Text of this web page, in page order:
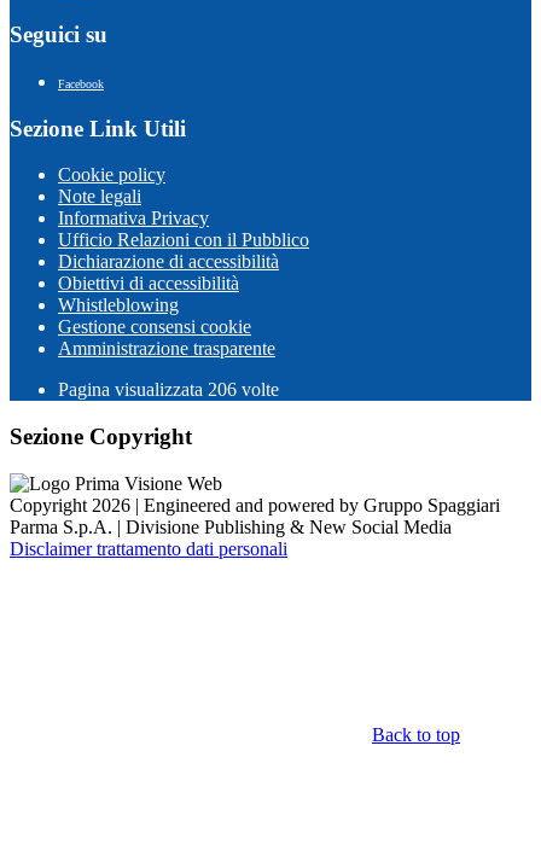
Seguici su
Facebook
Sezione Link Utili
Cookie policy
Note legali
Informativa Privacy
Ufficio Relazioni con il Pubblico
Dichiarazione di accessibilità
Obiettivi di accessibilità
Whistleblowing
Gestione consensi cookie
Amministrazione trasparente
Pagina visualizzata 206 volte
Sezione Copyright
Copyright 2026 | Engineered and powered by Gruppo Spaggiari
Parma S.p.A. | Divisione Publishing & New Social Media
Disclaimer trattamento dati personali
Back to top